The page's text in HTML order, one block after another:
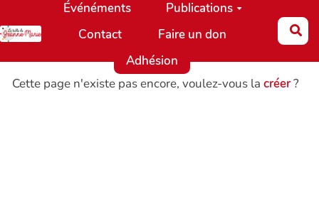
Aller au contenu principal
Événéments
Publications
Contact
Faire un don
Adhésion
Cette page n'existe pas encore, voulez-vous la créer?